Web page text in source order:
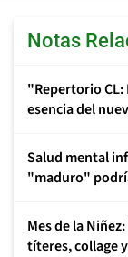
Notas
"Repertorio CL:
esencia del
Salud mental
"maduro"
Mes de la
títeres, collage